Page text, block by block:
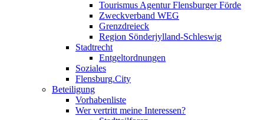
Tourismus Agentur Flensburger Förde
Zweckverband WEG
Grenzdreieck
Region Sönderjylland-Schleswig
Stadtrecht
Entgeltordnungen
Soziales
Flensburg.City
Beteiligung
Vorhabenliste
Wer vertritt meine Interessen?